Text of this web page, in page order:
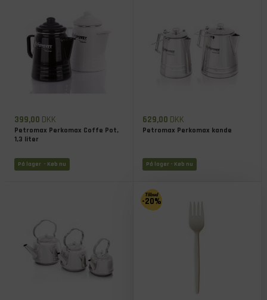
399,00 DKK
Petromax Perkomax Coffe Pot,
1,3 liter
På lager - Køb nu
629,00 DKK
Petromax Perkomax kande
På lager - Køb nu
-20%